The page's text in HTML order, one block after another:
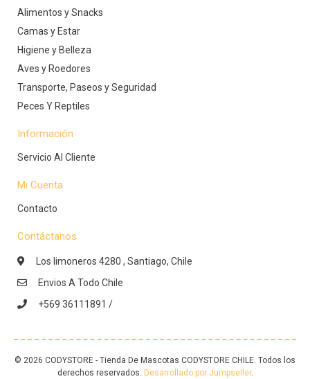
Alimentos y Snacks
Camas y Estar
Higiene y Belleza
Aves y Roedores
Transporte, Paseos y Seguridad
Peces Y Reptiles
Información
Servicio Al Cliente
Mi Cuenta
Contacto
Contáctanos
Los limoneros 4280 , Santiago, Chile
Envios A Todo Chile
+569 36111891 /
© 2026 CODYSTORE - Tienda De Mascotas CODYSTORE CHILE. Todos los
derechos reservados. Desarrollado por Jumpseller.